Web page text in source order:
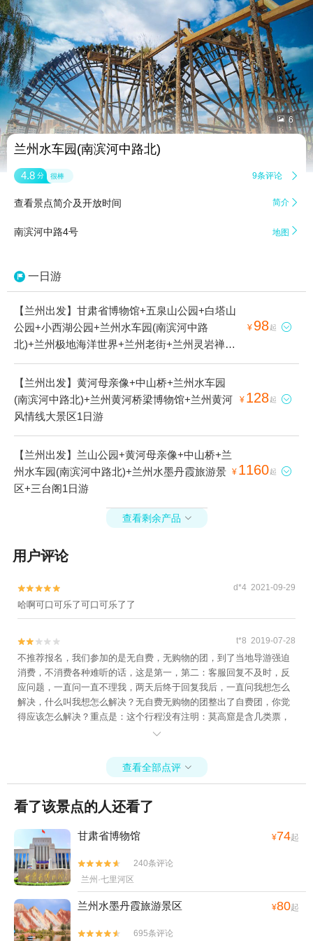
 6
兰州水车园(南滨河中路北)
4.8 分 很棒 9条评论 
查看景点简介及开放时间 简介 
南滨河中路4号 地图 
一日游
【兰州出发】甘肃省博物馆+五泉山公园+白塔山
公园+小西湖公园+兰州水车园(南滨河中路
北)+兰州极地海洋世界+兰州老街+兰州灵岩禅寺
1日游
¥ 98起 
【兰州出发】黄河母亲像+中山桥+兰州水车园
(南滨河中路北)+兰州黄河桥梁博物馆+兰州黄河
风情线大景区1日游
¥ 128起 
【兰州出发】兰山公园+黄河母亲像+中山桥+兰
州水车园(南滨河中路北)+兰州水墨丹霞旅游景
区+三台阁1日游
¥ 1160起 
查看剩余产品 
用户评论

 d*4 2021-09-29
哈啊可口可乐了可口可乐了了

 t*8 2019-07-28
不推荐报名，我们参加的是无自费，无购物的团，到了当地导游强迫
消费，不消费各种难听的话，这是第一，第二：客服回复不及时，反
应问题，一直问一直不理我，两天后终于回复我后，一直问我想怎么
解决，什么叫我想怎么解决？无自费无购物的团整出了自费团，你觉
得应该怎么解决？重点是：这个行程没有注明：莫高窟是含几类票，
（A类：实体窟8个，博物馆4个，B类：实体窟4个，博物馆3个，c
地方不同，咨询客服，客服只回了我一句，自己问导游，需要客服去
帮忙咨询到底是哪类票，又直接下线不理我了，我只能说去哪儿网不

查看全部点评 
看了该景点的人还看了
甘肃省博物馆 ¥74起


240条评论
兰州·七里河区
兰州水墨丹霞旅游景区 ¥80起

 695条评论
